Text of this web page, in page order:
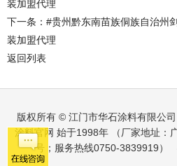
装加盟代理
下一条：#贵州黔东南苗族侗族自治州
装加盟代理
返回列表
版权所有 © 江门市华石涂料有限公
涂料官网 始于1998年 （厂家地址：
号；服务热线0750-3839919）